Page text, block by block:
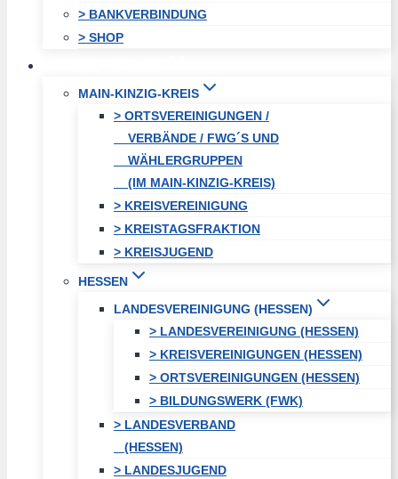
> BANKVERBINDUNG
> SHOP
MAIN-KINZIG-KREIS
> ORTSVEREINIGUNGEN /
VERBÄNDE / FWG´S UND
WÄHLERGRUPPEN
(IM MAIN-KINZIG-KREIS)
> KREISVEREINIGUNG
> KREISTAGSFRAKTION
> KREISJUGEND
HESSEN
LANDESVEREINIGUNG (HESSEN)
> LANDESVEREINIGUNG (HESSEN)
> KREISVEREINIGUNGEN (HESSEN)
> ORTSVEREINIGUNGEN (HESSEN)
> BILDUNGSWERK (FWK)
> LANDESVERBAND
(HESSEN)
> LANDESJUGEND